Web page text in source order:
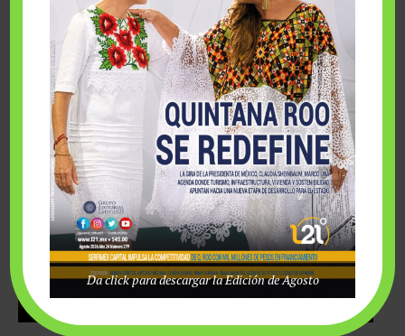
Fairmont Mayakoba y Make-A-Wish México unieron
esfuerzos para hacer realidad el deseo de una …
Da click para descargar la Edición de Agosto